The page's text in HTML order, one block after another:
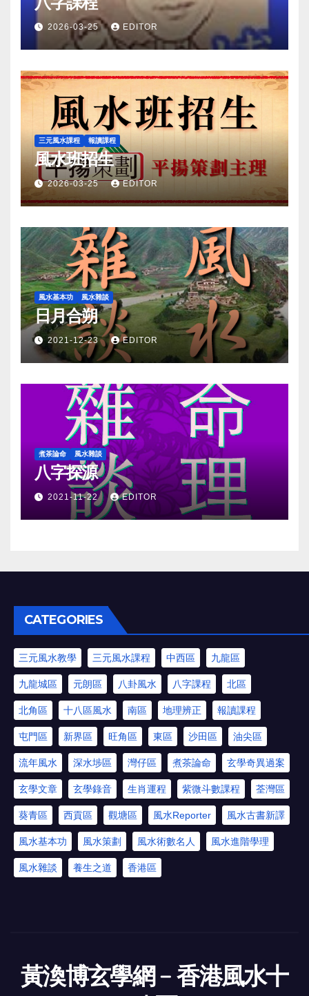
2026-03-25 EDITOR
三元風水課程 報讀課程
風水班招生
2026-03-25 EDITOR
風水基本功 風水雜談
日月合朔
2021-12-23 EDITOR
煮茶論命 風水雜談
八字探源
2021-11-22 EDITOR
CATEGORIES
三元風水教學 三元風水課程 中西區 九龍區
九龍城區 元朗區 八卦風水 八字課程 北區
北角區 十八區風水 南區 地理辨正 報讀課程
屯門區 新界區 旺角區 東區 沙田區 油尖區
流年風水 深水埗區 灣仔區 煮茶論命 玄學奇異過案
玄學文章 玄學錄音 生肖運程 紫微斗數課程 荃灣區
葵青區 西貢區 觀塘區 風水Reporter 風水古書新譯
風水基本功 風水策劃 風水術數名人 風水進階學理
風水雜談 養生之道 香港區
黃渙博玄學網﹣香港風水十